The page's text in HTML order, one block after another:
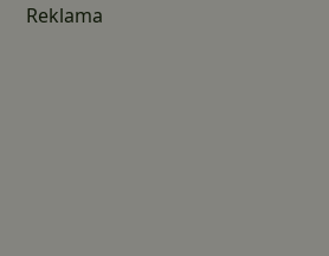
Reklama